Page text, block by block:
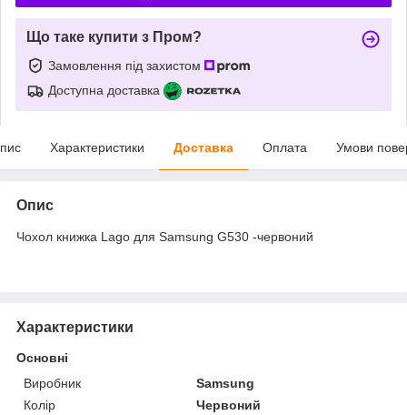
Що таке купити з Пром?
Замовлення під захистом
Доступна доставка
Характеристики Доставка Оплата Умови
Опис
Чохол книжка Lago для Samsung G530 -червоний
Характеристики
Основні
Виробник
Samsung
Колір
Червоний